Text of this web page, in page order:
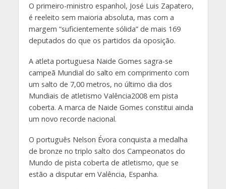
O primeiro-ministro espanhol, José Luis Zapatero,
é reeleito sem maioria absoluta, mas com a
margem “suficientemente sólida” de mais 169
deputados do que os partidos da oposição.
A atleta portuguesa Naide Gomes sagra-se
campeã Mundial do salto em comprimento com
um salto de 7,00 metros, no último dia dos
Mundiais de atletismo Valência2008 em pista
coberta. A marca de Naide Gomes constitui ainda
um novo recorde nacional.
O português Nelson Évora conquista a medalha
de bronze no triplo salto dos Campeonatos do
Mundo de pista coberta de atletismo, que se
estão a disputar em Valência, Espanha.